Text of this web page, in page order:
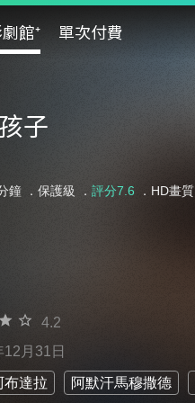
館⁺ 單次付費
子
鐘 ． 保護級 ． 評分7.6 ．HD畫質
4.2
月31日
布達拉 阿默汗馬穆撒德